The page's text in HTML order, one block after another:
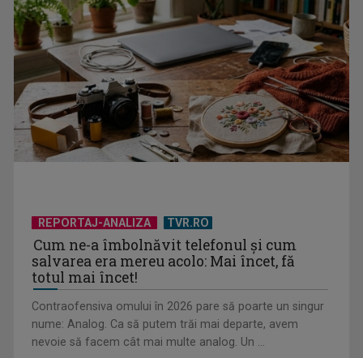
Piesa „Un actor grăbit” a Laurei Stoica – prima în topul
preferinţelor ...
REPORTAJ-ANALIZA TVR.RO
Cum ne-a îmbolnăvit telefonul și cum
salvarea era mereu acolo: Mai încet, fă
totul mai încet!
Contraofensiva omului în 2026 pare să poarte un singur
nume: Analog. Ca să putem trăi mai departe, avem
nevoie să facem cât mai multe analog. Un ...